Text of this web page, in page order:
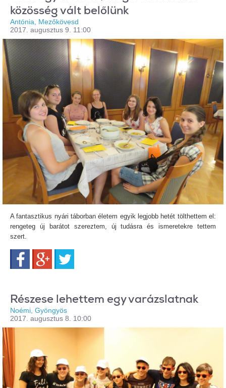
közösség vált belőlünk
Antónia, Mezőkövesd
2017. augusztus 9. 11:00
A fantasztikus nyári táborban életem egyik legjobb hetét tölthettem el:
rengeteg új barátot szereztem, új tudásra és ismeretekre tettem
szert.
FacebookGoogle+
Részese lehettem egy varázslatnak
Noémi, Gyöngyös
2017. augusztus 8. 10:00